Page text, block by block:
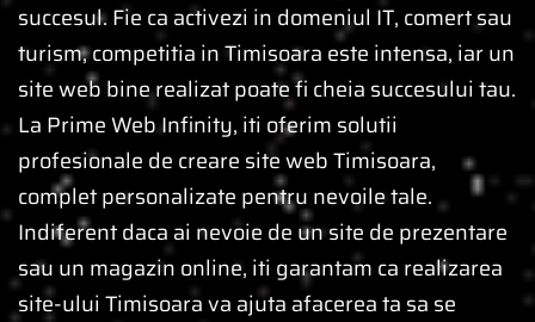
succesul. Fie ca activezi in domeniul IT, comert sau
turism, competitia in Timisoara este intensa, iar un
site web bine realizat poate fi cheia succesului tau.
La Prime Web Infinity, iti oferim solutii
profesionale de creare site web Timisoara,
complet personalizate pentru nevoile tale.
Indiferent daca ai nevoie de un site de prezentare
sau un magazin online, iti garantam ca realizarea
site-ului Timisoara va ajuta afacerea ta sa se